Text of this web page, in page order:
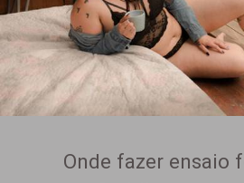
Onde fazer ensaio